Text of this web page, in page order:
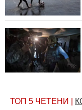
ТОП 5 ЧЕТЕНИ